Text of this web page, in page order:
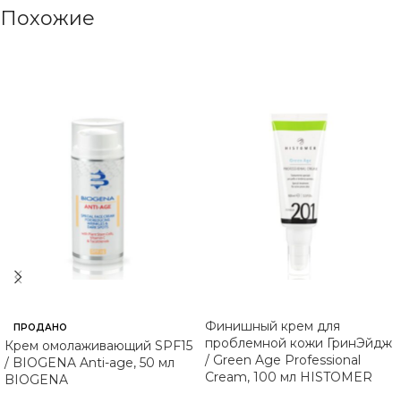
Похожие
ПРОДАНО
Крем омолаживающий SPF15
/ BIOGENA Anti-age, 50 мл
BIOGENA
Финишный крем для
проблемной кожи ГринЭйдж
/ Green Age Professional
Cream, 100 мл HISTOMER